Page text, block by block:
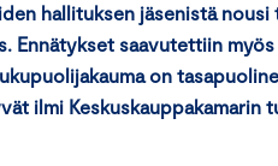
hallituksen jäsenistä nousi
Ennätykset saavutettiin
on
ilmi Keskuskauppakamarin